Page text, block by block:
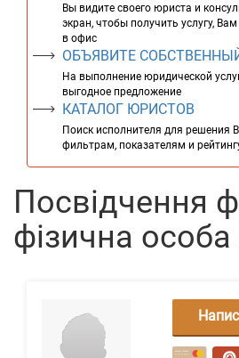
Вы видите своего юриста и
экран, чтобы получить услугу,
в офис
ОБЪЯВИТЕ
На выполнение юридической
выгодное предложение
КАТАЛОГ ЮРИСТОВ
Поиск исполнителя для решения
фильтрам, показателям и
Посвідчення
фізична